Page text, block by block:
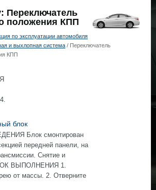
Переключатель
положения КПП
по эксплуатации автомобиля
и выхлопная система / Переключатель
КПП
блок
Блок смонтирован
передней панели, на
Снятие и
ВЫПОЛНЕНИЯ 1.
от массы. 2. Отверните